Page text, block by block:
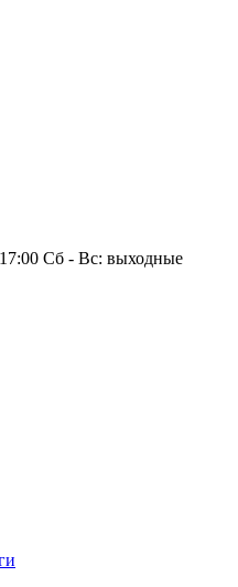
Сб - Вс: выходные